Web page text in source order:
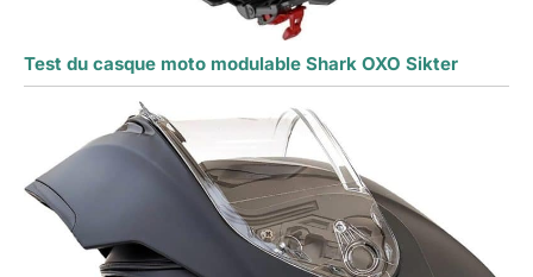
Test du casque moto modulable Shark OXO Sikter